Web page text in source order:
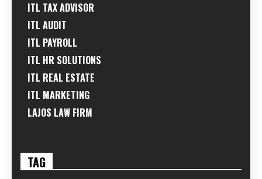
ITL TAX ADVISOR
ITL AUDIT
ITL PAYROLL
ITL HR SOLUTIONS
ITL REAL ESTATE
ITL MARKETING
LAJOS LAW FIRM
TAG